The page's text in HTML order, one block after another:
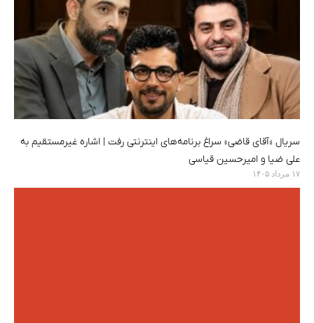
سریال «آقای قاضی» سراغ برنامه‌های اینترنتی رفت | اشاره غیرمستقیم به
علی ضیا و امیرحسین قیاسی
۱۷ مرداد ۱۴۰۵